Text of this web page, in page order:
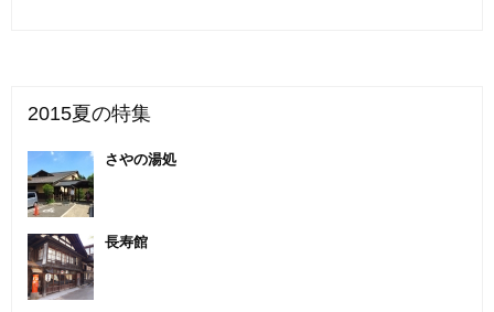
2015夏の特集
さやの湯処
長寿館